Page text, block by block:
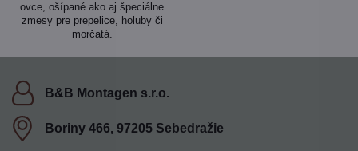
ovce, ošípané ako aj špeciálne
zmesy pre prepelice, holuby či
morčatá.
B&B Montagen s​.r​.o​.
Boriny 466, 97205 Sebedražie